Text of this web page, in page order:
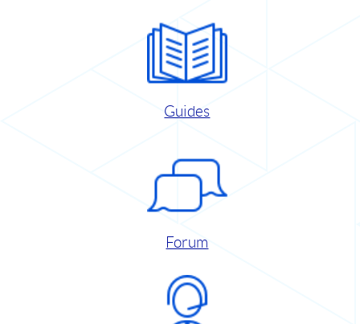
Guides
Forum